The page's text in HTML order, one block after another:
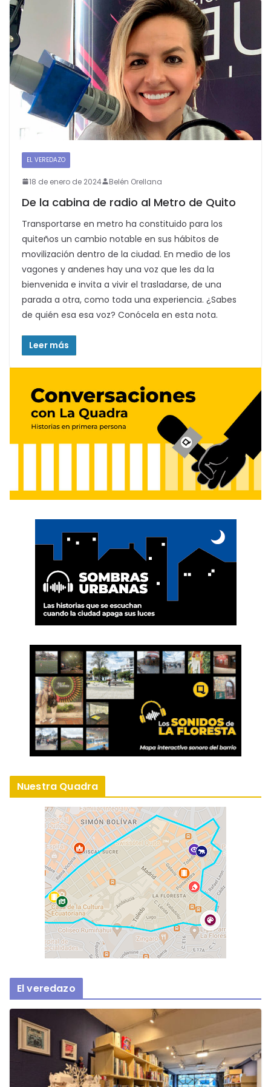
EL VEREDAZO
18 de enero de 2024 Belén Orellana
De la cabina de radio al Metro de Quito
Transportarse en metro ha constituido para los
quiteños un cambio notable en sus hábitos de
movilización dentro de la ciudad. En medio de los
vagones y andenes hay una voz que les da la
bienvenida e invita a vivir el trasladarse, de una
parada a otra, como toda una experiencia. ¿Sabes
de quién esa esa voz? Conócela en esta nota.
Leer más
Nuestra Quadra
El veredazo